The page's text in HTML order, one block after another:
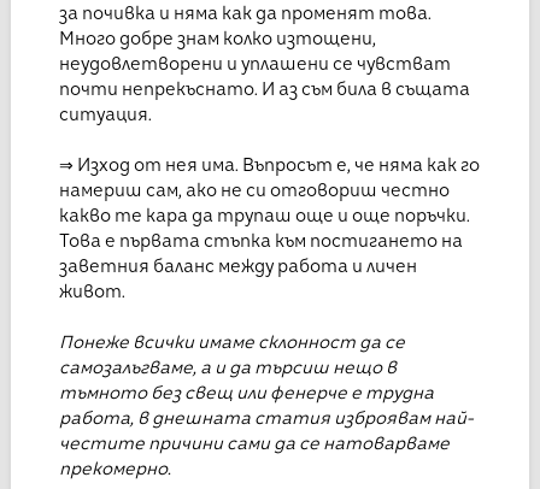
за почивка и няма как да променят това.
Много добре знам колко изтощени,
неудовлетворени и уплашени се чувстват
почти непрекъснато. И аз съм била в същата
ситуация.
⇒ Изход от нея има. Въпросът е, че няма как го
намериш сам, ако не си отговориш честно
какво те кара да трупаш още и още поръчки.
Това е първата стъпка към постигането на
заветния баланс между работа и личен
живот.
Понеже всички имаме склонност да се
самозалъгваме, а и да търсиш нещо в
тъмното без свещ или фенерче е трудна
работа, в днешната статия изброявам най-
честите причини сами да се натоварваме
прекомерно.